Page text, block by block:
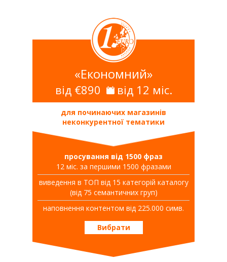
«Економний»
від €890 від 12 міс.
для починаючих магазинів
неконкурентної тематики
просування від 1500 фраз
12 міс. за першими 1500 фразами
виведення в ТОП від 15 категорій каталогу
(від 75 семантичних груп)
наповнення контентом від 225.000 симв.
Вибрати